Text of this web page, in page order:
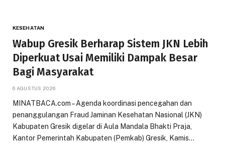
KESEHATAN
Wabup Gresik Berharap Sistem JKN Lebih
Diperkuat Usai Memiliki Dampak Besar
Bagi Masyarakat
6 AGUSTUS 2026
MINATBACA.com – Agenda koordinasi pencegahan dan
penanggulangan Fraud Jaminan Kesehatan Nasional (JKN)
Kabupaten Gresik digelar di Aula Mandala Bhakti Praja,
Kantor Pemerintah Kabupaten (Pemkab) Gresik, Kamis…